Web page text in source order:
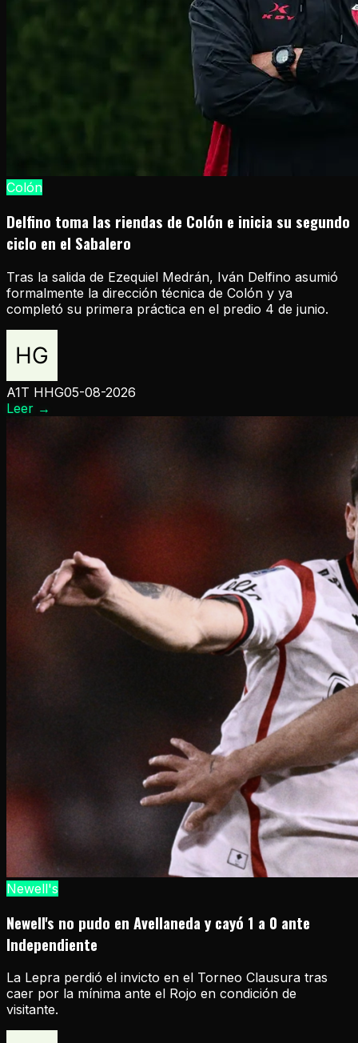
Colón
Delfino toma las riendas de Colón e inicia su segundo
ciclo en el Sabalero
Tras la salida de Ezequiel Medrán, Iván Delfino asumió
formalmente la dirección técnica de Colón y ya
completó su primera práctica en el predio 4 de junio.
A1T HHG05-08-2026
Leer →
Newell's
Newell's no pudo en Avellaneda y cayó 1 a 0 ante
Independiente
La Lepra perdió el invicto en el Torneo Clausura tras
caer por la mínima ante el Rojo en condición de
visitante.